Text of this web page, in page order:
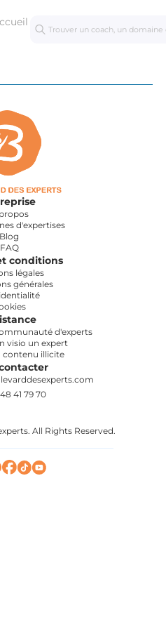
Séances
personnalisées
d'expertises
Blog
FAQ
conditions
légales
générales
d'experts
visio un expert
contenu illicite
41 79 70
All Rights Reserved.